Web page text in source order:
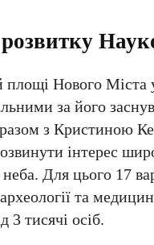
площі Нового
за його
разом з Кристиною
інтерес
неба. Для цього 17
та
3 тисячі осіб.